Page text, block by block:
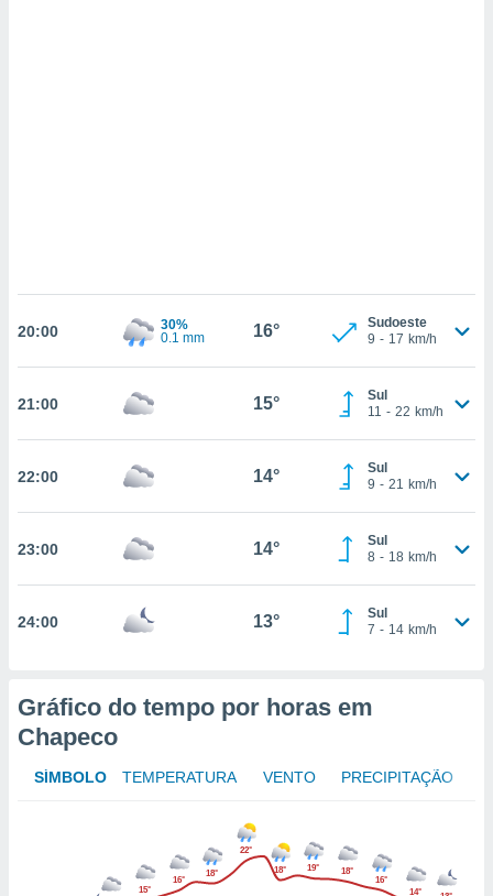
a
cookies,
site
para
não
ou
Pode
20:00
30%
0.1 mm
16°
Sudoeste
9 - 17 km/h
21:00 15°
Sul
11 - 22 km/h
22:00 14°
Sul
9 - 21 km/h
23:00 14°
Sul
8 - 18 km/h
24:00 13°
Sul
7 - 14 km/h
Gráfico do tempo por horas em
Chapeco
SÍMBOLO TEMPERATURA VENTO PRECIPITAÇÃO
15°
16°
18°
22°
18°
19°
18°
16°
14°